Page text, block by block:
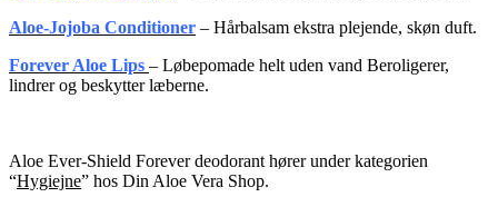
Aloe-Jojoba Conditioner – Hårbalsam ekstra plejende, skøn duft.
Forever Aloe Lips – Løbepomade helt uden vand Beroligerer,
lindrer og beskytter læberne.
Aloe Ever-Shield Forever deodorant hører under kategorien
“Hygiejne” hos Din Aloe Vera Shop.